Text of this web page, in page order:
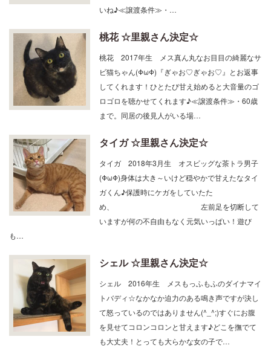
桃花 ☆里親さん決定☆
ビ猫ちゃん(ΦωΦ)『ぎゃお♡ぎゃお♡』とお返事
してくれます！ひとたび甘え始めると大音量のゴ
ロゴロを聴かせてくれます♪≪譲渡条件≫・60歳
まで。同居の後見人がいる場…
タイガ ☆里親さん決定☆
(ΦωΦ)身体は大き～いけど穏やかで甘えたなタイ
ガくん♪保護時にケガをしていたた
め、 左前足を切断して
いますが何の不自由もなく元気いっぱい！遊び
シェル ☆里親さん決定☆
トバディ☆なかなか迫力のある鳴き声ですが決し
て怒っているのではありません(^_^;)すぐにお腹
を見せてコロンコロンと甘えます♪どこを撫でて
も大丈夫！とっても大らかな女の子で…